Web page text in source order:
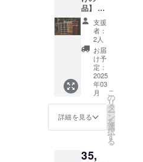
性がご
ざいま
す。
※20歳未
満の方
はご購
入いた
だけま
せん。
※未成年
酒は法
律で禁
す。 ※
き換え
や釣銭
のお返
しはい
たしか
ねま
す。 ・
ドリン
クチ
ケット
の有効
期限は
ン日か
BEER
のタッ
プルー
ムのみ
で使用
できま
す。 ・
1枚1回
のみの
使用と
なり、1
枚1,000
ただけ
品】 ●
オープ
ニング
イベン
ト飲み
放題券
●お土産
クラフ
トビー
350ml
缶3本 ●
オリジ
ナルス
カー
支援
者：
2人
お届
け予
定：
2025
年03
月
詳細を見る
こ
の
リ
タ
ー
ン
を
選
択
す
る
35,